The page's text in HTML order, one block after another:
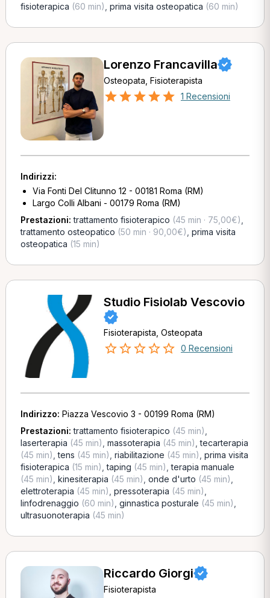
fisioterapica (60 min) prima visita osteopatica (60 min)
Lorenzo Francavilla
Osteopata, Fisioterapista
1 Recensioni
Indirizzi:
Via Fonti Del Clitunno 12 - 00181 Roma (RM)
Largo Colli Albani - 00179 Roma (RM)
Prestazioni:trattamento fisioterapico (45 min · 75,00€)
trattamento osteopatico (50 min · 90,00€) prima visita
osteopatica (15 min)
Studio Fisiolab Vescovio
Fisioterapista, Osteopata
0 Recensioni
Indirizzo: Piazza Vescovio 3 - 00199 Roma (RM)
Prestazioni:trattamento fisioterapico (45 min)
laserterapia (45 min) massoterapia (45 min) ,tecarterapia
(45 min) ,tens (45 min) riabilitazione (45 min) prima visita
fisioterapica (15 min) ,taping (45 min) ,terapia manuale
(45 min) kinesiterapia (45 min) onde d'urto (45 min)
elettroterapia (45 min) pressoterapia (45 min)
linfodrenaggio (60 min) ginnastica posturale (45 min)
ultrasuonoterapia (45 min)
Riccardo Giorgi
Fisioterapista